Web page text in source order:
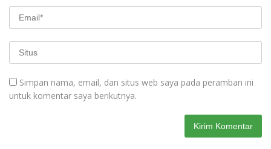
Simpan nama, email, dan situs web saya pada peramban ini
untuk komentar saya berikutnya.